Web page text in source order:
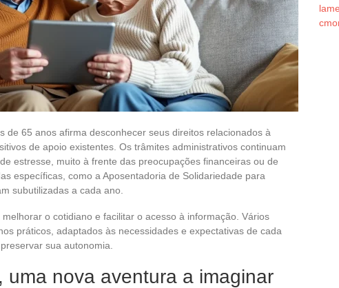
de 65 anos afirma desconhecer seus direitos relacionados à
de apoio existentes. Os trâmites administrativos continuam
estresse, muito à frente das preocupações financeiras ou de
específicas, como a Aposentadoria de Solidariedade para
subutilizadas a cada ano.
o cotidiano e facilitar o acesso à informação. Vários
práticos, adaptados às necessidades e expectativas de cada
sua autonomia.
uma nova aventura a imaginar